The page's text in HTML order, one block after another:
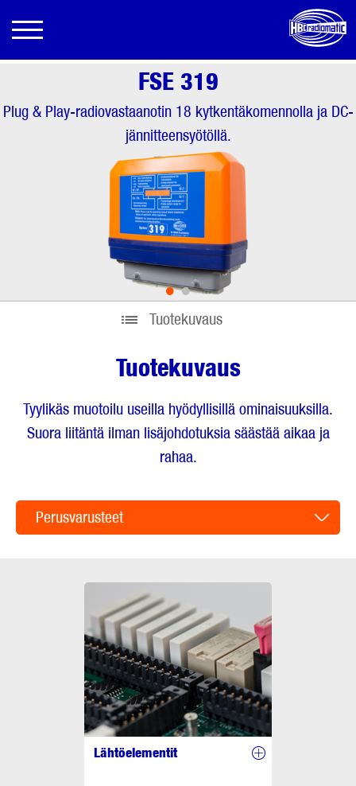
FSE 319
Plug & Play-radiovastaanotin 18 kytkentäkomennolla ja DC-
jännitteensyötöllä.
••
Tuotekuvaus
Tuotekuvaus
Tyylikäs muotoilu useilla hyödyllisillä ominaisuuksilla.
Suora liitäntä ilman lisäjohdotuksia säästää aikaa ja
rahaa.
Perusvarusteet
Lähtöelementit